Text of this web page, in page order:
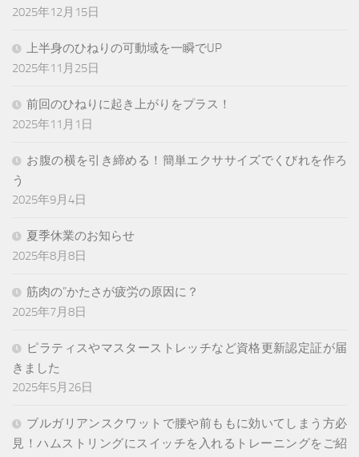
2025年12月15日
上半身のひねりの可動域を一瞬でUP
2025年11月25日
前回のひねりに起き上がりをプラス！
2025年11月1日
お腹の横を引き締める！簡単エクササイズでくびれを作ろ
う
2025年9月4日
夏季休業のお知らせ
2025年8月8日
筋肉の”かたさが疲労の原因に？
2025年7月8日
ピラティスやマスターストレッチなど資格更新認定証が届
きました
2025年5月26日
ブルガリアンスクワットで腰や前ももに効いてしまう方必
見！ハムストリングにスイッチを入れるトレーニングをご紹